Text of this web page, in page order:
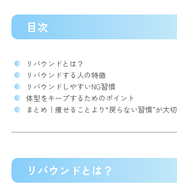
目次
リバウンドとは？
リバウンドする人の特徴
リバウンドしやすいNG習慣
体型をキープするためのポイント
まとめ｜痩せることより“戻らない習慣”が大切
リバウンドとは？